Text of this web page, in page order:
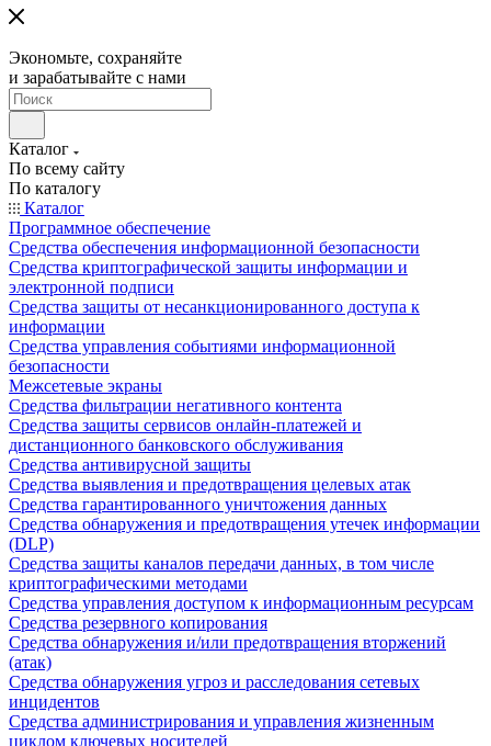
Экономьте, сохраняйте
и зарабатывайте с нами
Каталог
По всему сайту
По каталогу
Каталог
Программное обеспечение
Средства обеспечения информационной безопасности
Средства криптографической защиты информации и
электронной подписи
Средства защиты от несанкционированного доступа к
информации
Средства управления событиями информационной
безопасности
Межсетевые экраны
Средства фильтрации негативного контента
Средства защиты сервисов онлайн-платежей и
дистанционного банковского обслуживания
Средства антивирусной защиты
Средства выявления и предотвращения целевых атак
Средства гарантированного уничтожения данных
Средства обнаружения и предотвращения утечек информации
(DLP)
Средства защиты каналов передачи данных, в том числе
криптографическими методами
Средства управления доступом к информационным ресурсам
Средства резервного копирования
Средства обнаружения и/или предотвращения вторжений
(атак)
Средства обнаружения угроз и расследования сетевых
инцидентов
Средства администрирования и управления жизненным
циклом ключевых носителей